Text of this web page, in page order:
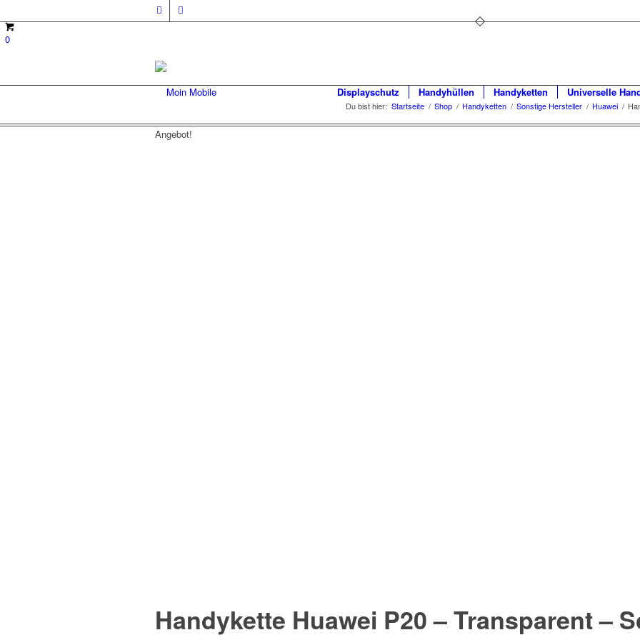
0
Displayschutz Handyhüllen Handyketten Universelle
Du bist hier: Startseite / Shop / Handyketten / Sonstige Hersteller / Huawei /
Angebot!
Handykette Huawei P20 – Transparent –